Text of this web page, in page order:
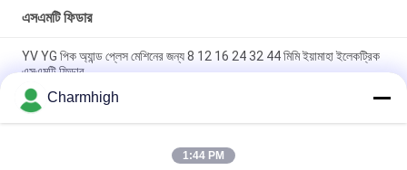
এসএমটি ফিডার
YV YG পিক অ্যান্ড প্লেস মেশিনের জন্য 8 12 16 24 32 44 মিমি ইয়ামাহা ইলেকট্রিক
এসএমটি ফিডার
DIY পিক এবং প্লেস মেশিনের জন্য ইয়ামাহা ইলেকট্রিক ফিডার 8 12 16 24 মিমি, চার্মহাই
এসএমটি মেশিন
চর্মিঘ সিএইচএম -860 861 863 বাছাই এবং স্থান মেশিনের জন্য ফুজি এনএক্সটি
Charmhigh
1:44 PM